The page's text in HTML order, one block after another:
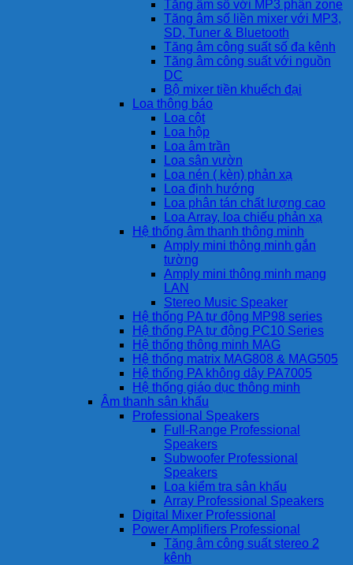
Tăng âm số với MP3 phân zone
Tăng âm số liền mixer với MP3,
SD, Tuner & Bluetooth
Tăng âm công suất số đa kênh
Tăng âm công suất với nguồn
DC
Bộ mixer tiền khuếch đại
Loa thông báo
Loa cột
Loa hộp
Loa âm trần
Loa sân vườn
Loa nén ( kèn) phản xạ
Loa định hướng
Loa phân tán chất lượng cao
Loa Array, loa chiếu phản xạ
Hệ thống âm thanh thông minh
Amply mini thông minh gắn
tường
Amply mini thông minh mạng
LAN
Stereo Music Speaker
Hệ thống PA tự động MP98 series
Hệ thống PA tự động PC10 Series
Hệ thống thông minh MAG
Hệ thống matrix MAG808 & MAG505
Hệ thống PA không dây PA7005
Hệ thống giáo dục thông minh
Âm thanh sân khấu
Professional Speakers
Full-Range Professional
Speakers
Subwoofer Professional
Speakers
Loa kiểm tra sân khấu
Array Professional Speakers
Digital Mixer Professional
Power Amplifiers Professional
Tăng âm công suất stereo 2
kênh